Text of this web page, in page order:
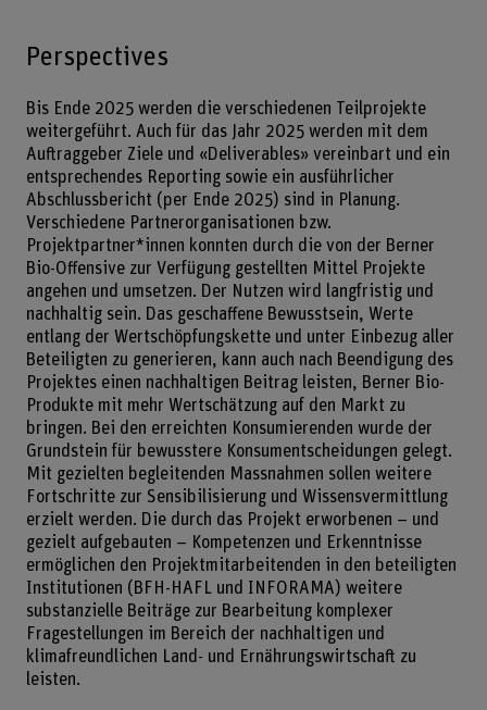
Perspectives
Bis Ende 2025 werden die verschiedenen Teilprojekte
weitergeführt. Auch für das Jahr 2025 werden mit dem
Auftraggeber Ziele und «Deliverables» vereinbart und ein
entsprechendes Reporting sowie ein ausführlicher
Abschlussbericht (per Ende 2025) sind in Planung.
Verschiedene Partnerorganisationen bzw.
Projektpartner*innen konnten durch die von der Berner
Bio-Offensive zur Verfügung gestellten Mittel Projekte
angehen und umsetzen. Der Nutzen wird langfristig und
nachhaltig sein. Das geschaffene Bewusstsein, Werte
entlang der Wertschöpfungskette und unter Einbezug aller
Beteiligten zu generieren, kann auch nach Beendigung des
Projektes einen nachhaltigen Beitrag leisten, Berner Bio-
Produkte mit mehr Wertschätzung auf den Markt zu
bringen. Bei den erreichten Konsumierenden wurde der
Grundstein für bewusstere Konsumentscheidungen gelegt.
Mit gezielten begleitenden Massnahmen sollen weitere
Fortschritte zur Sensibilisierung und Wissensvermittlung
erzielt werden. Die durch das Projekt erworbenen – und
gezielt aufgebauten – Kompetenzen und Erkenntnisse
ermöglichen den Projektmitarbeitenden in den beteiligten
Institutionen (BFH-HAFL und INFORAMA) weitere
substanzielle Beiträge zur Bearbeitung komplexer
Fragestellungen im Bereich der nachhaltigen und
klimafreundlichen Land- und Ernährungswirtschaft zu
leisten.